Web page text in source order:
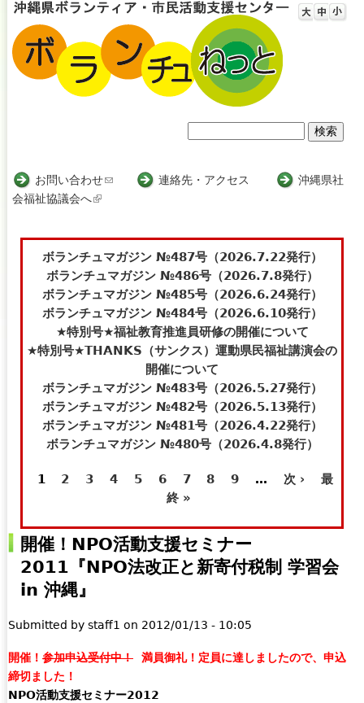
Jump to navigation
索
ォ
ー
ム
お問い合わせ(
n
k
s
e
n
d
s
-
m
a
i
連絡先・アクセス
沖縄県社
会福祉協議会へ(
i
n
k
i
s
e
x
e
r
n
a
)
ボランチュマガジン №487号（2026.7.22発行）
ボランチュマガジン №486号（2026.7.8発行）
ボランチュマガジン №485号（2026.6.24発行）
ボランチュマガジン №484号（2026.6.10発行）
★特別号★福祉教育推進員研修の開催について
★特別号★THANKS（サンクス）運動県民福祉講演会の
開催について
ボランチュマガジン №483号（2026.5.27発行）
ボランチュマガジン №482号（2026.5.13発行）
ボランチュマガジン №481号（2026.4.22発行）
ボランチュマガジン №480号（2026.4.8発行）
ペ
ジ
1 2 3 4 5 6 7 8 9 … 次 ›
最
終 »
開催！NPO活動支援セミナー
2011『NPO法改正と新寄付税制 学習会
in 沖縄』
Submitted by staff1 on 2012/01/13 - 10:05
開催！ 参加申込受付中！ 満員御礼！定員に達しましたので、申込
締切ました！
NPO活動支援セミナー2012